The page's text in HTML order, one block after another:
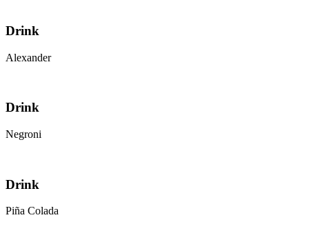
Drink
Alexander
Drink
Negroni
Drink
Piña Colada